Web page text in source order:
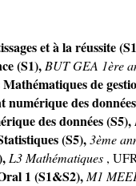
et à la réussite
(S1), BUT GEA 1ère
de
des
des données (S5),
(S5),3ème
L3 Mathématiques ,
1 (S1&S2),M1